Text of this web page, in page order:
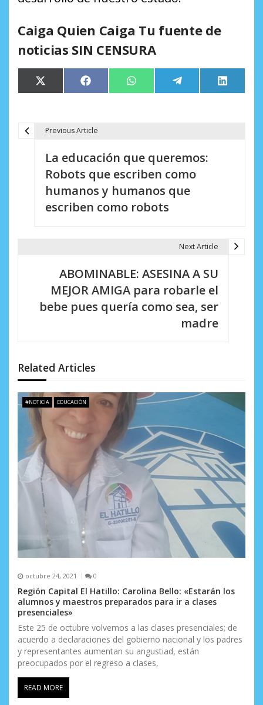
Caiga Quien Caiga Tu fuente de
noticias SIN CENSURA
Compartir
en
X
(Twitter)
Compartir
en
Facebook Compartir
en
WhatsApp Compartir
en
Telegram
en
LinkedIn
e
e
r
a
s
Previous Article
La educación que queremos:
Robots que escriben como
humanos y humanos que
escriben como robots
Next Article
ABOMINABLE: ASESINA A SU
MEJOR AMIGA para robarle el
bebe pues quería como sea, ser
madre
Related Articles
#NOTICIA EDUCACIÓN
octubre 24, 2021 0
Región Capital El Hatillo: Carolina Bello: «Estarán los
alumnos y maestros preparados para ir a clases
presenciales»
Este 25 de octubre volvemos a las clases presenciales; de
acuerdo a declaraciones del gobierno nacional y los padres
y representantes aumentan su angustiad, están
preocupados por el regreso a clases,
READ MORE